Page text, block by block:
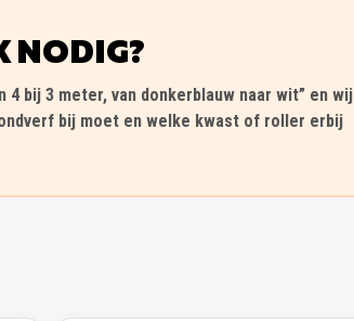
NODIG?
bij 3 meter, van donkerblauw naar wit” en wij
bij moet en welke kwast of roller erbij